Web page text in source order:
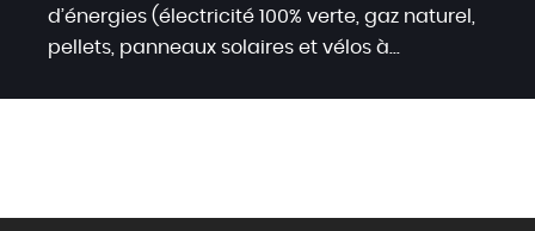
d’énergies (électricité 100% verte, gaz naturel,
pellets, panneaux solaires et vélos à...